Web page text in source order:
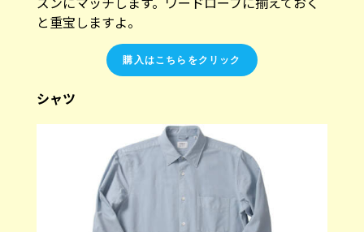
と重宝しますよ。
購入はこちらをクリック
シャツ